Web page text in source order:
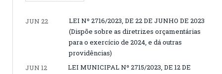
JUN 22
LEI Nº 2716/2023, DE 22 DE JUNHO DE 2023
(Dispõe sobre as diretrizes orçamentárias
para o exercício de 2024, e dá outras
providências)
JUN 12
LEI MUNICIPAL Nº 2715/2023, DE 12 DE